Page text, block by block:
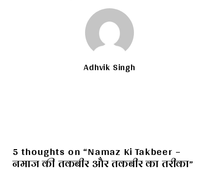
Adhvik Singh
5 thoughts on “Namaz Ki Takbeer –
नमाज की तकबीर और तकबीर का तरीका”